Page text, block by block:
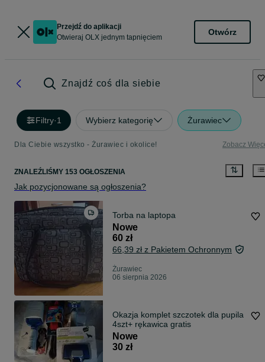
Przejdź do aplikacji
Otwieraj OLX jednym tapnięciem
Otwórz
Znajdź coś dla siebie
Filtry·1 Wybierz kategorię Żurawiec
Dla Ciebie wszystko - Żurawiec i okolice! Zobacz
ZNALEŹLIŚMY 153 OGŁOSZENIA
Jak pozycjonowane są ogłoszenia?
Torba na laptopa
Nowe
60 zł
66,39 zł z Pakietem Ochronnym
Żurawiec
06 sierpnia 2026
Okazja komplet szczotek dla pupila
4szt+ rękawica gratis
Nowe
30 zł